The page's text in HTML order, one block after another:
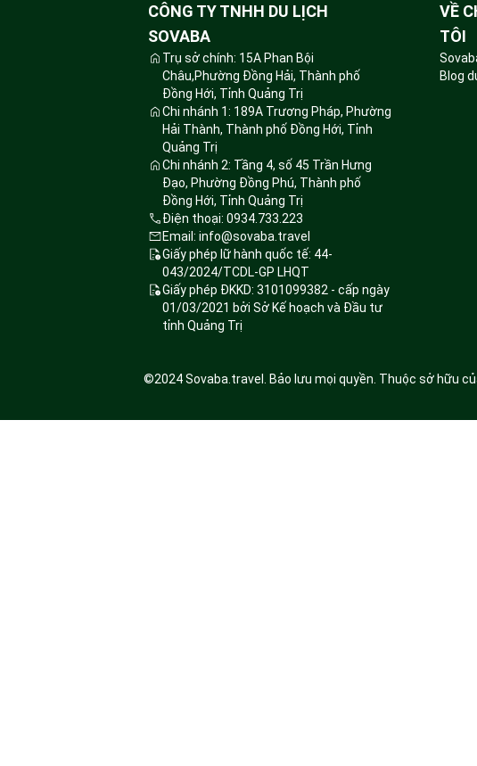
CÔNG TY TNHH DU LỊCH
SOVABA
Trụ sở chính: 15A Phan Bội
Châu,Phường Đồng Hải, Thành phố
Đồng Hới, Tỉnh Quảng Trị
Chi nhánh 1: 189A Trương Pháp, Phường
Hải Thành, Thành phố Đồng Hới, Tỉnh
Quảng Trị
Chi nhánh 2: Tầng 4, số 45 Trần Hưng
Đạo, Phường Đồng Phú, Thành phố
Đồng Hới, Tỉnh Quảng Trị
Điện thoại: 0934.733.223
Email: info@sovaba.travel
Giấy phép lữ hành quốc tế: 44-
043/2024/TCDL-GP LHQT
Giấy phép ĐKKD: 3101099382 - cấp ngày
01/03/2021 bởi Sở Kế hoạch và Đầu tư
tỉnh Quảng Trị
VỀ
TÔI
Blog
©2024 Sovaba.travel. Bảo lưu mọi quyền. Thuộc sở hữu